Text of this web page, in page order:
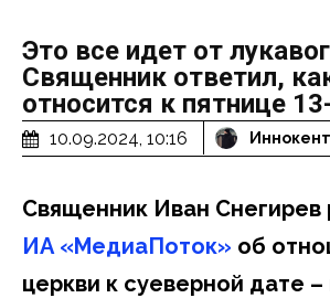
Это все идет от
Священник ответил,
относится к пятнице
10.09.2024, 10:16
Священник Иван Снегирев
ИА «МедиаПоток» об
церкви к суеверной дате –